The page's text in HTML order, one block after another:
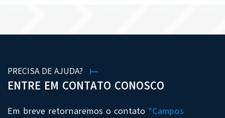
PRECISA DE AJUDA?
ENTRE EM CONTATO CONOSCO
Em breve retornaremos o contato *Campos